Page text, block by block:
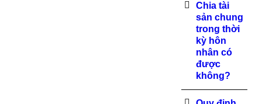
Chia tài
sản chung
trong thời
kỳ hôn
nhân có
được
không?